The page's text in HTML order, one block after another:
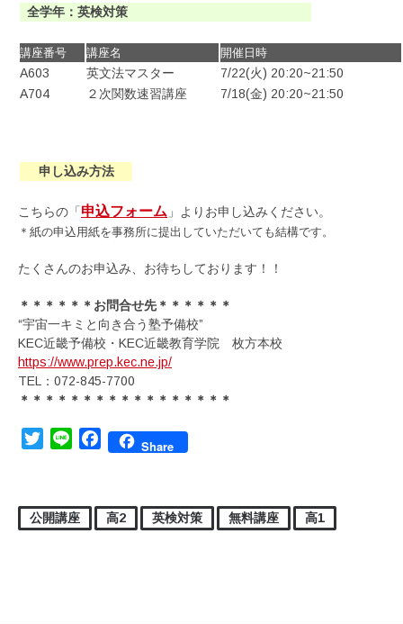
全学年：英検対策
講座番号 講座名 開催日時
A603 英文法マスター
7/22(火) 20:20~21:50
A704
２次関数速習講座 7/18(金) 20:20~21:50
申し込み方法
こちらの「申込フォーム 」よりお申し込みください。
＊紙の申込用紙を事務所に提出していただいても結構です。
たくさんのお申込み、お待ちしております！！
＊＊＊＊＊＊お問合せ先＊＊＊＊＊＊
“宇宙一キミと向き合う塾予備校”
KEC近畿予備校・KEC近畿教育学院 枚方本校
https://www.prep.kec.ne.jp/
TEL：072-845-7700
＊＊＊＊＊＊＊＊＊＊＊＊＊＊＊＊＊
TwitterLine FacebookShare
公開講座 高2 英検対策 無料講座 高1